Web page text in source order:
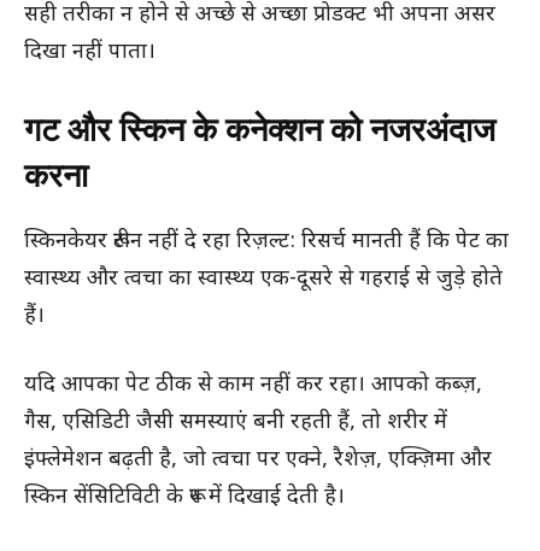
सही तरीका न होने से अच्छे से अच्छा प्रोडक्ट भी अपना असर
दिखा नहीं पाता।
गट और स्किन के कनेक्शन को नजरअंदाज
करना
स्किनकेयर रूटीन नहीं दे रहा रिज़ल्ट: रिसर्च मानती हैं कि पेट का
स्वास्थ्य और त्वचा का स्वास्थ्य एक-दूसरे से गहराई से जुड़े होते
हैं।
यदि आपका पेट ठीक से काम नहीं कर रहा। आपको कब्ज़,
गैस, एसिडिटी जैसी समस्याएं बनी रहती हैं, तो शरीर में
इंफ्लेमेशन बढ़ती है, जो त्वचा पर एक्ने, रैशेज़, एक्ज़िमा और
स्किन सेंसिटिविटी के रूप में दिखाई देती है।